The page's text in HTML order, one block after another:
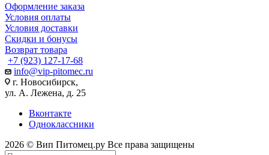
Оформление заказа
Условия оплаты
Условия доставки
Скидки и бонусы
Возврат товара
+7 (923) 127-17-68
info@vip-pitomec.ru
г. Новосибирск,
ул. А. Лежена, д. 25
Вконтакте
Одноклассники
2026 © Вип Питомец.ру Все права защищены